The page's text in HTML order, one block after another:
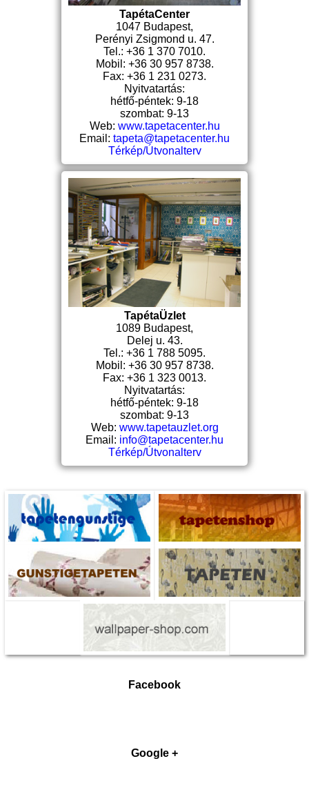
TapétaCenter
1047 Budapest,
Perényi Zsigmond u. 47.
Tel.: +36 1 370 7010.
Mobil: +36 30 957 8738.
Fax: +36 1 231 0273.
Nyitvatartás:
hétfő-péntek: 9-18
szombat: 9-13
Web: www.tapetacenter.hu
Email: tapeta@tapetacenter.hu
Térkép/Útvonalterv
TapétaÜzlet
1089 Budapest,
Delej u. 43.
Tel.: +36 1 788 5095.
Mobil: +36 30 957 8738.
Fax: +36 1 323 0013.
Nyitvatartás:
hétfő-péntek: 9-18
szombat: 9-13
Web: www.tapetauzlet.org
Email: info@tapetacenter.hu
Térkép/Útvonalterv
Facebook
Google +